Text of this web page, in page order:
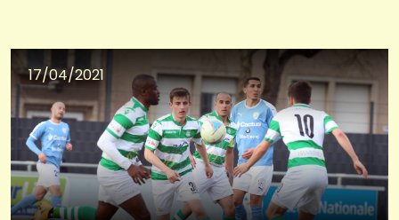
17/04/2021